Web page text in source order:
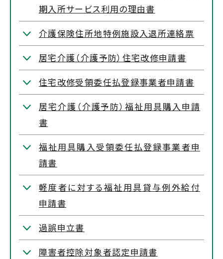
期入所サービス利用の理由書
介護保険住所地特例施設入退所連絡票
居宅介護（介護予防）住宅改修申請書
住宅改修受領委任払登録事業者申請書
居宅介護（介護予防）福祉用具購入申請
書
福祉用具購入受領委任払登録事業者申
請書
軽度者に対する福祉用具貸与例外給付
申請書
過誤申立書
障害者控除対象者認定申請書